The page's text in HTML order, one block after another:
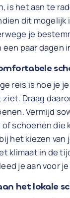
is het aan te
dit mogelijk
je
paar dagen
reis is hoe je
Draag
Vermijd
schoenen die
het kiezen
klimaat in de
je aan voor
het lokale